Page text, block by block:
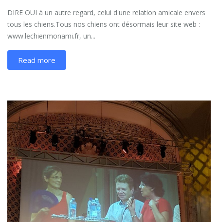
DIRE OUI à un autre regard, celui d'une relation amicale envers
tous les chiens.Tous nos chiens ont désormais leur site web :
www.lechienmonami.fr, un...
Read more